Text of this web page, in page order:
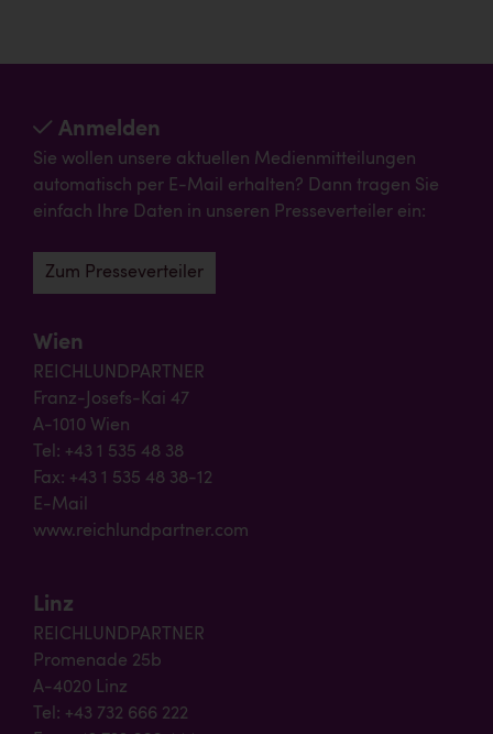
Anmelden
Sie wollen unsere aktuellen Medienmitteilungen
automatisch per E-Mail erhalten? Dann tragen Sie
einfach Ihre Daten in unseren Presseverteiler ein:
Zum Presseverteiler
Wien
REICHLUNDPARTNER
Franz-Josefs-Kai 47
A-1010 Wien
Tel: +43 1 535 48 38
Fax: +43 1 535 48 38-12
E-Mail
www.reichlundpartner.com
Linz
REICHLUNDPARTNER
Promenade 25b
A-4020 Linz
Tel: +43 732 666 222